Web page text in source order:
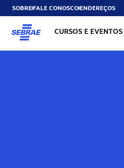
SOBREFALE CONOSCOENDEREÇOS
CURSOS E EVENTOS